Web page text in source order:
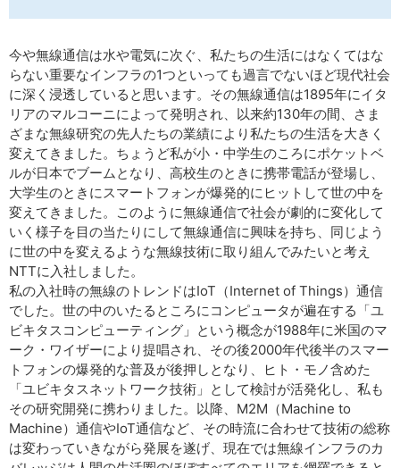
今や無線通信は水や電気に次ぐ、私たちの生活にはなくてはな
らない重要なインフラの1つといっても過言でないほど現代社会
に深く浸透していると思います。その無線通信は1895年にイタ
リアのマルコーニによって発明され、以来約130年の間、さま
ざまな無線研究の先人たちの業績により私たちの生活を大きく
変えてきました。ちょうど私が小・中学生のころにポケットベ
ルが日本でブームとなり、高校生のときに携帯電話が登場し、
大学生のときにスマートフォンが爆発的にヒットして世の中を
変えてきました。このように無線通信で社会が劇的に変化して
いく様子を目の当たりにして無線通信に興味を持ち、同じよう
に世の中を変えるような無線技術に取り組んでみたいと考え
NTTに入社しました。
私の入社時の無線のトレンドはIoT（Internet of Things）通信
でした。世の中のいたるところにコンピュータが遍在する「ユ
ビキタスコンピューティング」という概念が1988年に米国のマ
ーク・ワイザーにより提唱され、その後2000年代後半のスマー
トフォンの爆発的な普及が後押しとなり、ヒト・モノ含めた
「ユビキタスネットワーク技術」として検討が活発化し、私も
その研究開発に携わりました。以降、M2M（Machine to
Machine）通信やIoT通信など、その時流に合わせて技術の総称
は変わっていきながら発展を遂げ、現在では無線インフラのカ